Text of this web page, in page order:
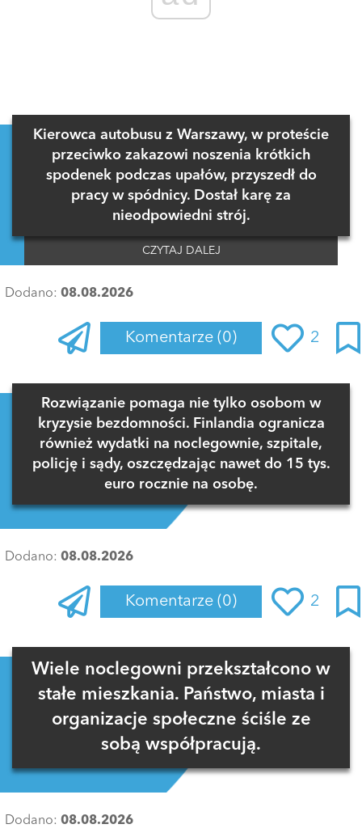
Kierowca autobusu z Warszawy, w proteście
przeciwko zakazowi noszenia krótkich
spodenek podczas upałów, przyszedł do
pracy w spódnicy. Dostał karę za
nieodpowiedni strój.
CZYTAJ DALEJ
Dodano: 08.08.2026
Komentarze (0) 2
Zaloguj się, aby dodać komentarz
Rozwiązanie pomaga nie tylko osobom w
kryzysie bezdomności. Finlandia ogranicza
również wydatki na noclegownie, szpitale,
policję i sądy, oszczędzając nawet do 15 tys.
euro rocznie na osobę.
Dodano: 08.08.2026
Komentarze (0) 2
Zaloguj się, aby dodać komentarz
Wiele noclegowni przekształcono w
stałe mieszkania. Państwo, miasta i
organizacje społeczne ściśle ze
sobą współpracują.
Dodano: 08.08.2026